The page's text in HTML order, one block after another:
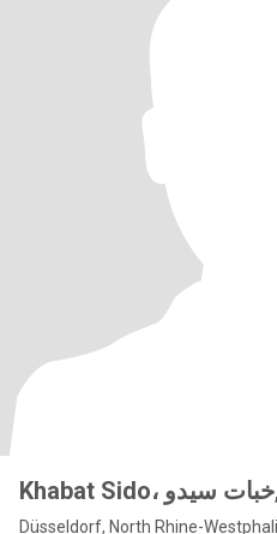
Khabat Sido، خبات سيدو
Düsseldorf, North Rhine-